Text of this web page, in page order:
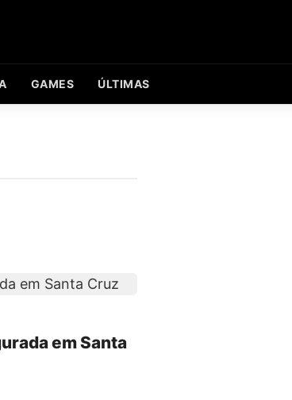
GAMES ÚLTIMAS
em Santa